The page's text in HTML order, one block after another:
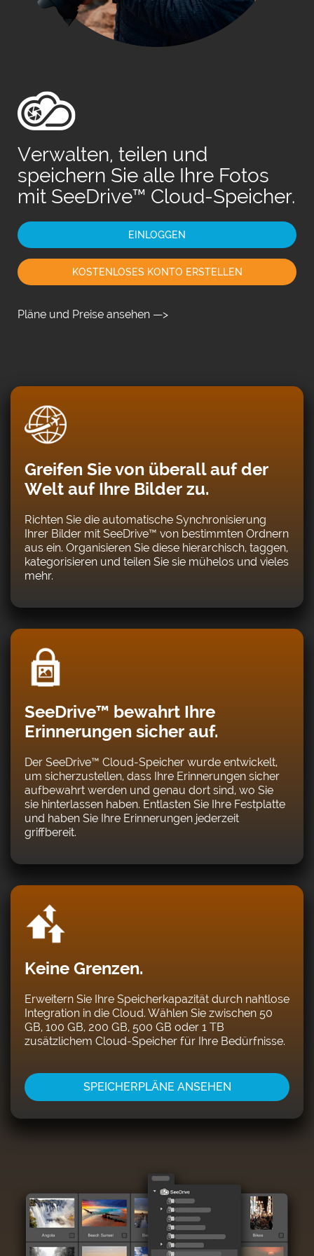
Verwalten, teilen und
speichern Sie alle Ihre Fotos
mit SeeDrive™ Cloud-Speicher.
EINLOGGEN
KOSTENLOSES KONTO ERSTELLEN
Pläne und Preise ansehen —>
Greifen Sie von überall auf der
Welt auf Ihre Bilder zu.
Richten Sie die automatische Synchronisierung
Ihrer Bilder mit SeeDrive™ von bestimmten Ordnern
aus ein. Organisieren Sie diese hierarchisch, taggen,
kategorisieren und teilen Sie sie mühelos und vieles
mehr.
SeeDrive™ bewahrt Ihre
Erinnerungen sicher auf.
Der SeeDrive™ Cloud-Speicher wurde entwickelt,
um sicherzustellen, dass Ihre Erinnerungen sicher
aufbewahrt werden und genau dort sind, wo Sie
sie hinterlassen haben. Entlasten Sie Ihre Festplatte
und haben Sie Ihre Erinnerungen jederzeit
griffbereit.
Keine Grenzen.
Erweitern Sie Ihre Speicherkapazität durch nahtlose
Integration in die Cloud. Wählen Sie zwischen 50
GB, 100 GB, 200 GB, 500 GB oder 1 TB
zusätzlichem Cloud-Speicher für Ihre Bedürfnisse.
SPEICHERPLÄNE ANSEHEN